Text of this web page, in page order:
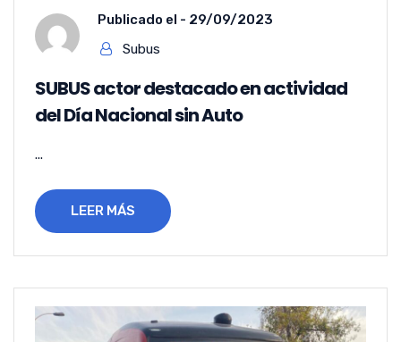
Publicado el - 29/09/2023
Subus
SUBUS actor destacado en actividad
del Día Nacional sin Auto
...
LEER MÁS